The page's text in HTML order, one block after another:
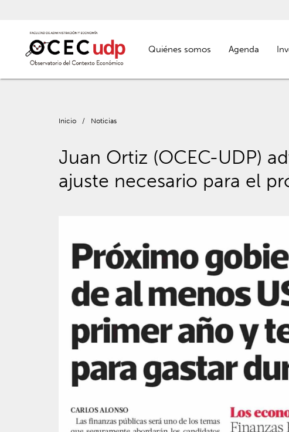
Quiénes somos Agenda
Inicio / Noticias
Juan Ortiz (OCEC-UDP)
ajuste necesario para el